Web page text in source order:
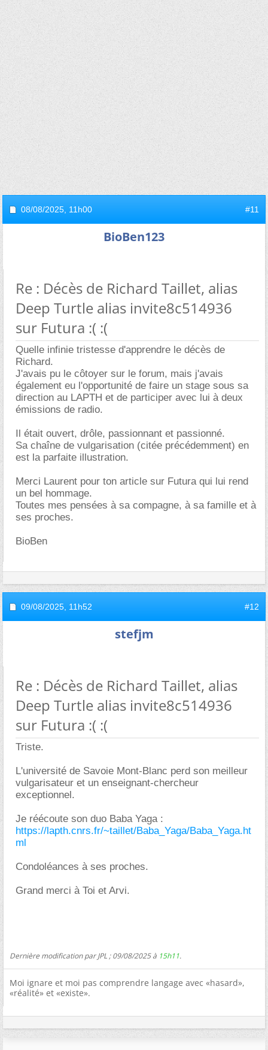
08/08/2025, 11h00 #11
BioBen123
Re : Décès de Richard Taillet, alias
Deep Turtle alias invite8c514936
sur Futura :( :(
Quelle infinie tristesse d'apprendre le décès de
Richard.
J'avais pu le côtoyer sur le forum, mais j'avais
également eu l'opportunité de faire un stage sous sa
direction au LAPTH et de participer avec lui à deux
émissions de radio.
Il était ouvert, drôle, passionnant et passionné.
Sa chaîne de vulgarisation (citée précédemment) en
est la parfaite illustration.
Merci Laurent pour ton article sur Futura qui lui rend
un bel hommage.
Toutes mes pensées à sa compagne, à sa famille et à
ses proches.
BioBen
09/08/2025, 11h52 #12
stefjm
Re : Décès de Richard Taillet, alias
Deep Turtle alias invite8c514936
sur Futura :( :(
Triste.
L'université de Savoie Mont-Blanc perd son meilleur
vulgarisateur et un enseignant-chercheur
exceptionnel.
Je réécoute son duo Baba Yaga :
https://lapth.cnrs.fr/~taillet/Baba_Yaga/Baba_Yaga.ht
ml
Condoléances à ses proches.
Grand merci à Toi et Arvi.
Dernière modification par JPL ; 09/08/2025 à 15h11.
Moi ignare et moi pas comprendre langage avec «hasard»,
«réalité» et «existe».